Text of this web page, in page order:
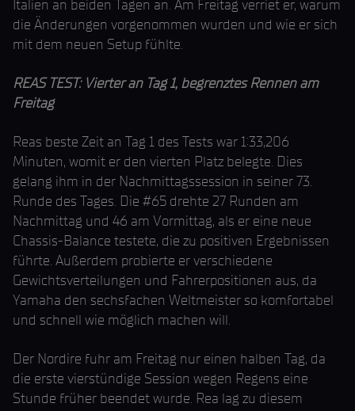
Italien an beiden Tagen an. Am Freitag verriet er, warum
die Änderungen vorgenommen wurden und wie er sich
mit dem neuen Setup fühlte.
REAS TEST: Vierter an Tag 1, begrenztes Rennen am
Freitag
Reas beste Zeit an Tag 1 des Tests war 1:33,206
Minuten, womit er den vierten Platz belegte. Dies
gelang ihm in der Nachmittagssession in seiner 73.
Runde des Tages. Die #65 drehte 27 Runden am
Nachmittag und 46 am Vormittag, als er eine neue
Chassis-Balance testete, die zu positiven Ergebnissen
führte. Außerdem probierte er verschiedene
Gewichtsverteilungen und Fahrerpositionen aus, da
Yamaha den sechsfachen Weltmeister so komfortabel
und schnell wie möglich machen will.
Der Nordire fuhr am Freitag nur einen halben Tag, da
die erste vierstündige Session wegen Regens eine
Stunde früher beendet wurde. Rea lag zu diesem